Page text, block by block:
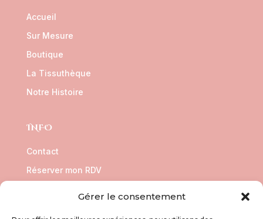
Gérer le consentement
Accueil
Sur Mesure
Boutique
La Tissuthèque
Notre Histoire
INFO
Contact
Réserver mon RDV